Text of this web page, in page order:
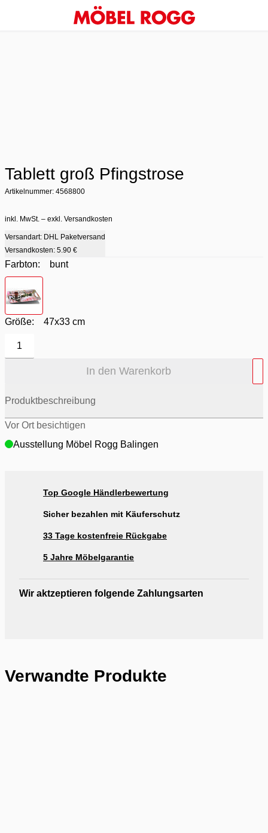
Tablett groß Pfingstrose
Artikelnummer: 4568800
inkl. MwSt. – exkl. Versandkosten
Versandart: DHL Paketversand
Versandkosten: 5.90 €
Farbton:
bunt
Größe: 47x33 cm
1
In den Warenkorb
Produktbeschreibung
Vor Ort besichtigen
Ausstellung Möbel Rogg Balingen
Top Google Händlerbewertung
Sicher bezahlen mit Käuferschutz
33 Tage kostenfreie Rückgabe
5 Jahre Möbelgarantie
Wir aktzeptieren folgende Zahlungsarten
Verwandte Produkte